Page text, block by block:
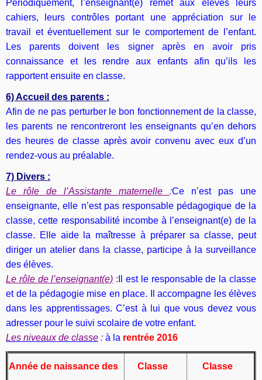
Périodiquement, l’enseignant(e) remet aux élèves leurs
cahiers, leurs contrôles portant une appréciation sur le
travail et éventuellement sur le comportement de l’enfant.
Les parents doivent les signer après en avoir pris
connaissance et les rendre aux enfants afin qu’ils les
rapportent ensuite en classe.
6) Accueil des parents :
Afin de ne pas perturber le bon fonctionnement de la classe,
les parents ne rencontreront les enseignants qu’en dehors
des heures de classe après avoir convenu avec eux d’un
rendez-vous au préalable.
7) Divers :
Le rôle de l’Assistante maternelle :Ce n’est pas une
enseignante, elle n’est pas responsable pédagogique de la
classe, cette responsabilité incombe à l’enseignant(e) de la
classe. Elle aide la maîtresse à préparer sa classe, peut
diriger un atelier dans la classe, participe à la surveillance
des élèves.
Le rôle de l’enseignant(e) : Il est le responsable de la classe
et de la pédagogie mise en place. Il accompagne les élèves
dans les apprentissages. C’est à lui que vous devez vous
adresser pour le suivi scolaire de votre enfant.
Les niveaux de classe : à la rentrée 2016
Année de naissance des
Classe
Classe